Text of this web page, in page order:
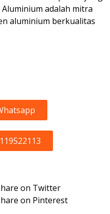
adalah mitra
aluminium berkualitas
on Twitter
on Pinterest